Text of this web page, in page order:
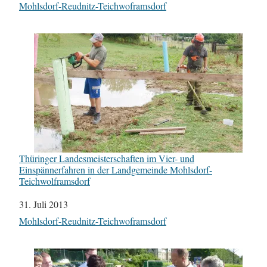
In Bezug auf
Mohlsdorf-Reudnitz-Teichwoframsdorf
Thüringer Landesmeisterschaften im Vier- und
Einspännerfahren in der Landgemeinde Mohlsdorf-
Teichwolframsdorf
Datum
31. Juli 2013
In Bezug auf
Mohlsdorf-Reudnitz-Teichwoframsdorf